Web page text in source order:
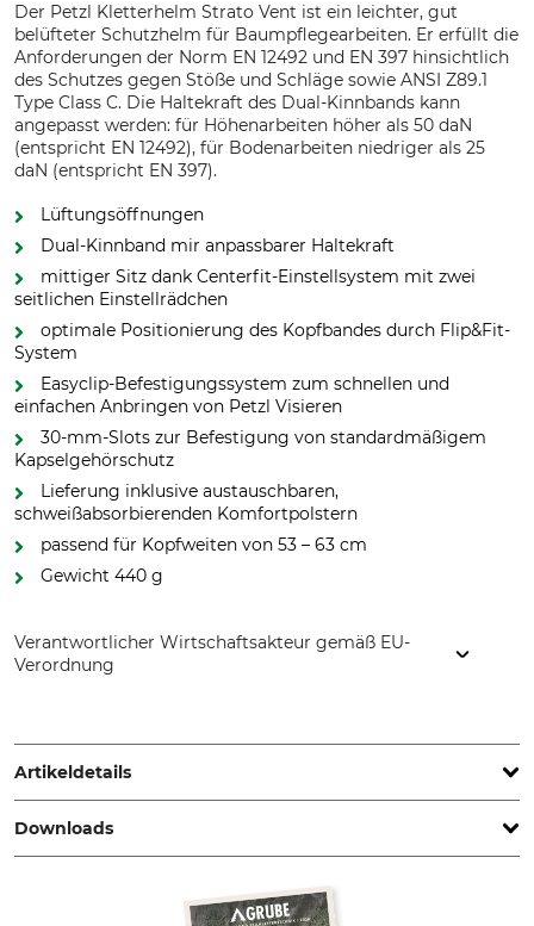
Der Petzl Kletterhelm Strato Vent ist ein leichter, gut
belüfteter Schutzhelm für Baumpflegearbeiten. Er erfüllt die
Anforderungen der Norm EN 12492 und EN 397 hinsichtlich
des Schutzes gegen Stöße und Schläge sowie ANSI Z89.1
Type Class C. Die Haltekraft des Dual-Kinnbands kann
angepasst werden: für Höhenarbeiten höher als 50 daN
(entspricht EN 12492), für Bodenarbeiten niedriger als 25
daN (entspricht EN 397).
Lüftungsöffnungen
Dual-Kinnband mir anpassbarer Haltekraft
mittiger Sitz dank Centerfit-Einstellsystem mit zwei
seitlichen Einstellrädchen
optimale Positionierung des Kopfbandes durch Flip&Fit-
System
Easyclip-Befestigungssystem zum schnellen und
einfachen Anbringen von Petzl Visieren
30-mm-Slots zur Befestigung von standardmäßigem
Kapselgehörschutz
Lieferung inklusive austauschbaren,
schweißabsorbierenden Komfortpolstern
passend für Kopfweiten von 53 – 63 cm
Gewicht 440 g
Verantwortlicher Wirtschaftsakteur gemäß EU-
Verordnung
France, www.petzl.com
Artikeldetails
Norm
EN 12492
Petzl
Downloads
Bedienungsanleitung | Manual_94-977_intl.pdf